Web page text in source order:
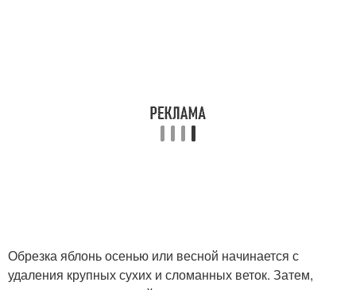
Обрезка яблонь осенью или весной начинается с
удаления крупных сухих и сломанных веток. Затем,